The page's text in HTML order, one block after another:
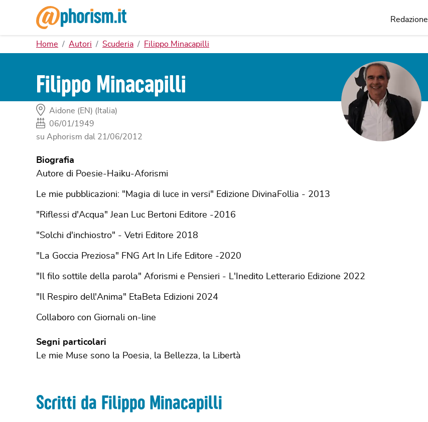
Redazione
Home Autori Scuderia Filippo Minacapilli
Filippo Minacapilli
Aidone (EN) (Italia)
06/01/1949
su Aphorism dal 21/06/2012
Biografia
Autore di Poesie-Haiku-Aforismi
Le mie pubblicazioni: "Magia di luce in versi" Edizione DivinaFollia - 2013
"Riflessi d'Acqua" Jean Luc Bertoni Editore -2016
"Solchi d'inchiostro" - Vetri Editore 2018
"La Goccia Preziosa" FNG Art In Life Editore -2020
"Il filo sottile della parola" Aforismi e Pensieri - L'Inedito Letterario Edizione 2022
"Il Respiro dell'Anima" EtaBeta Edizioni 2024
Collaboro con Giornali on-line
Segni particolari
Le mie Muse sono la Poesia, la Bellezza, la Libertà
Scritti da Filippo Minacapilli